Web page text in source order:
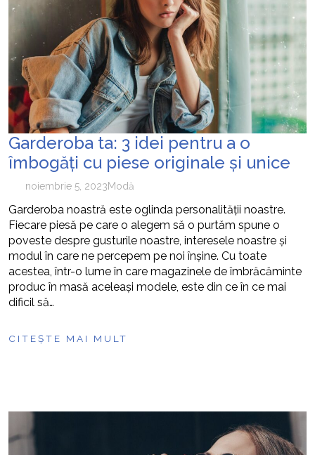
Garderoba ta: 3 idei pentru a o
îmbogăți cu piese originale și unice
noiembrie 5, 2023Modă
Garderoba noastră este oglinda personalității noastre.
Fiecare piesă pe care o alegem să o purtăm spune o
poveste despre gusturile noastre, interesele noastre și
modul în care ne percepem pe noi înșine. Cu toate
acestea, într-o lume în care magazinele de îmbrăcăminte
produc în masă aceleași modele, este din ce în ce mai
dificil să…
CITEȘTE MAI MULT